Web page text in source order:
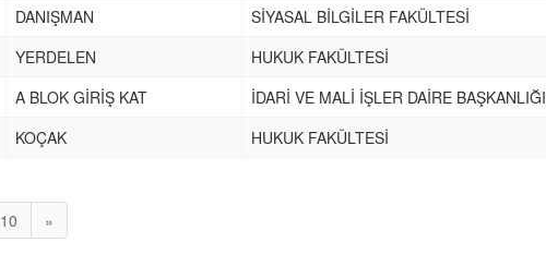
DANIŞMAN SİYASAL BİLGİLER FAKÜLTESİ
YERDELEN HUKUK FAKÜLTESİ
A BLOK GİRİŞ KAT
İDARİ VE MALİ İŞLER DAİRE BAŞKANLIĞI
KOÇAK HUKUK FAKÜLTESİ
10 »